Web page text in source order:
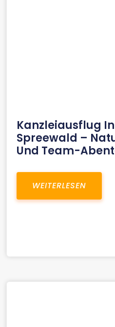
Kanzleiausflug
Spreewald –
Und Team-
WEITERLESEN